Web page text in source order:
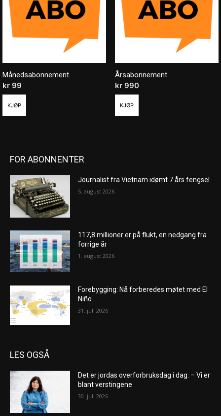
Månedsabonnement
kr 99
KJØP
Årsabonnement
kr990
KJØP
FOR ABONNENTER
Journalist fra Vietnam idømt 7 års fengsel
5. august 2026
117,8 millioner er på flukt, en nedgang fra
forrige år
1. august 2026
Forebygging: Nå forberedes møtet med El
Niño
31. juli 2026
LES OGSÅ
Det er jordas overforbruksdag i dag: – Vi er
blant verstingene
30. juli 2026